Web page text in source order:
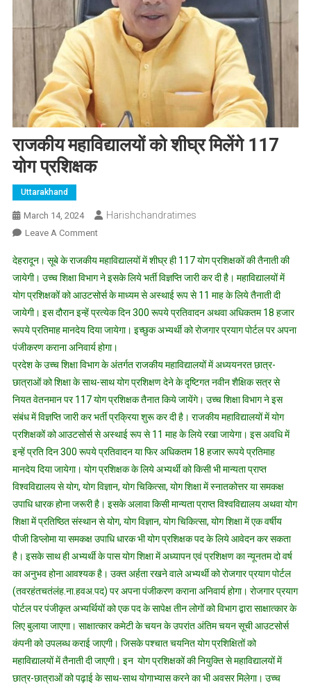
राजकीय महाविद्यालयों को शीघ्र मिलेंगे 117
योग प्रशिक्षक
Uttarakhand
March 14, 2024 Harishchandratimes
Leave A CommentOn
महाविद्यालयों
को
शीघ्र
मिलेंगे
117
योग
प्रशिक्षक
देहरादून। सूबे के राजकीय महाविद्यालयों में शीघ्र ही 117 योग प्रशिक्षकों की तैनाती की
जायेगी। उच्च शिक्षा विभाग ने इसके लिये भर्ती विज्ञप्ति जारी कर दी है। महाविद्यालयों में
योग प्रशिक्षकों को आउटसोर्स के माध्यम से अस्थाई रूप से 11 माह के लिये तैनाती दी
जायेगी। इस दौरान इन्हें प्रत्येक दिन 300 रूपये प्रतिवादन अथवा अधिकतम 18 हजार
रूपये प्रतिमाह मानदेय दिया जायेगा। इच्छुक अभ्यर्थी को रोजगार प्रयाग पोर्टल पर अपना
पंजीकरण कराना अनिवार्य होगा।
प्रदेश के उच्च शिक्षा विभाग के अंतर्गत राजकीय महाविद्यालयों में अध्ययनरत छात्र-
छात्राओं को शिक्षा के साथ-साथ योग प्रशिक्षण देने के दृष्टिगत नवीन शैक्षिक सत्र से
नियत वेतनमान पर 117 योग प्रशिक्षक तैनात किये जायेंगे। उच्च शिक्षा विभाग ने इस
संबंध में विज्ञप्ति जारी कर भर्ती प्रक्रिया शुरू कर दी है। राजकीय महाविद्यालयों में योग
प्रशिक्षकों को आउटसोर्स से अस्थाई रूप से 11 माह के लिये रखा जायेगा। इस अवधि में
इन्हें प्रति दिन 300 रूपये प्रतिवादन या फिर अधिकतम 18 हजार रूपये प्रतिमाह
मानदेय दिया जायेगा। योग प्रशिक्षक के लिये अभ्यर्थी को किसी भी मान्यता प्राप्त
विश्वविद्यालय से योग, योग विज्ञान, योग चिकित्सा, योग शिक्षा में स्नातकोत्तर या समकक्ष
उपाधि धारक होना जरूरी है। इसके अलावा किसी मान्यता प्राप्त विश्वविद्यालय अथवा योग
शिक्षा में प्रतिष्ठित संस्थान से योग, योग विज्ञान, योग चिकित्सा, योग शिक्षा में एक वर्षीय
पीजी डिप्लोमा या समकक्ष उपाधि धारक भी योग प्रशिक्षक पद के लिये आवेदन कर सकता
है। इसके साथ ही अभ्यर्थी के पास योग शिक्षा में अध्यापन एवं प्रशिक्षण का न्यूनतम दो वर्ष
का अनुभव होना आवश्यक है। उक्त अर्हता रखने वाले अभ्यर्थी को रोजगार प्रयाग पोर्टल
(तवरहंतचतंलंह.ना.हवअ.पद) पर अपना पंजीकरण कराना अनिवार्य होगा। रोजगार प्रयाग
पोर्टल पर पंजीकृत अभ्यर्थियों को एक पद के सापेक्ष तीन लोगों को विभाग द्वारा साक्षात्कार के
लिए बुलाया जाएगा। साक्षात्कार कमेटी के चयन के उपरांत अंतिम चयन सूची आउटसोर्स
कंपनी को उपलब्ध कराई जाएगी। जिसके पश्चात चयनित योग प्रशिक्षितों को
महाविद्यालयों में तैनाती दी जाएगी। इन योग प्रशिक्षकों की नियुक्ति से महाविद्यालयों में
छात्र-छात्राओं को पढ़ाई के साथ-साथ योगाभ्यास करने का भी अवसर मिलेगा। उच्च